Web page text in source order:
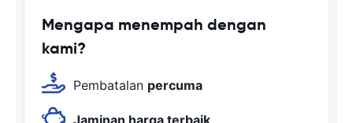
Mengapa menempah dengan
kami?
Pembatalan percuma
Jaminan harga terbaik